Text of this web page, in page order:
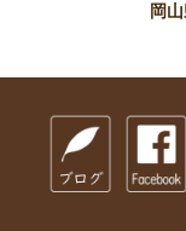
岡